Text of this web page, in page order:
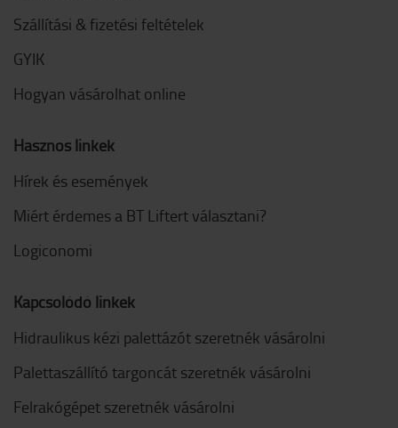
Szállítási & fizetési feltételek
GYIK
Hogyan vásárolhat online
Hasznos linkek
Hírek és események
Miért érdemes a BT Liftert választani?
Logiconomi
Kapcsolódó linkek
Hidraulikus kézi palettázót szeretnék vásárolni
Palettaszállító targoncát szeretnék vásárolni
Felrakógépet szeretnék vásárolni